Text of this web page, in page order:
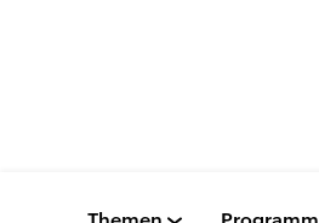
Themen Programm